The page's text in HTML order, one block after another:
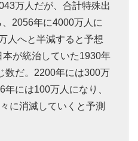
万人だが、合計特殊出
2056年に4000万人に
人へと半減すると予想
が統治していた1930年
数だ。2200年には300万
には100万人になり、
に消滅していくと予測